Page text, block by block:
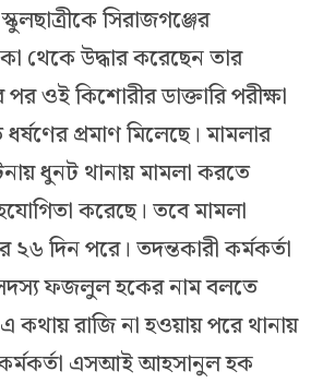
সিরাজগঞ্জের
থেকে উদ্ধার করেছেন তার
পর ওই কিশোরীর ডাক্তারি পরীক্ষা
প্রমাণ মিলেছে। মামলার
ধুনট থানায় মামলা করতে
করেছে। তবে মামলা
দিন পরে। তদন্তকারী কর্মকর্তা
ফজলুল হকের নাম বলতে
কথায় রাজি না হওয়ায় পরে থানায়
কর্মকর্তা এসআই আহসানুল হক